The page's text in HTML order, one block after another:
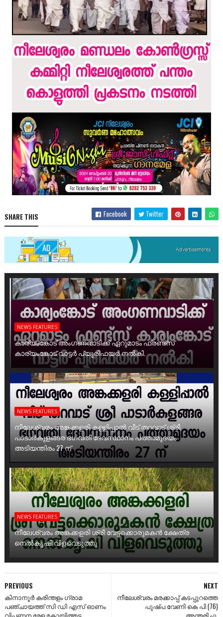
SHARE THIS Facebook Twitter
NEWS FEATURES
കാര്യംങ്കോട് അംഗണവാടിക്ക് ഏറുമാടം ഫ്രണ്ട്സ്
കാര്യംങ്കോട് വാട്ടർ പ്യൂരിഫയർ നൽകി.
NEWS FEATURES
നീലേശ്വരം അങ്കക്കളരി കള്ളിപ്പാൽ വീട് തറവാട് ശ്രീ
പാടാർകുളങ്ങര ഭഗവതി ദേവസ്ഥാനം പത്താമുദയം
അടിയന്തിരം 27 ന്
NEWS FEATURES
നീലേശ്വരം അങ്കക്കളരി ശ്രീ വേട്ടക്കൊരുമകൻ ക്ഷേത്ര
നെൽകൃഷി വിളവെടുത്തു
NEXT
നീലേശ്വരം മരക്കാപ്പ് കടപ്പുറത്തെ
പുഷ്പ വേണി കെ പി (76)
PREVIOUS
കിനാനൂർ കരിന്തളം ഗ്രാമ
പഞ്ചായത്ത് സി ഡി എസ് ഓണം